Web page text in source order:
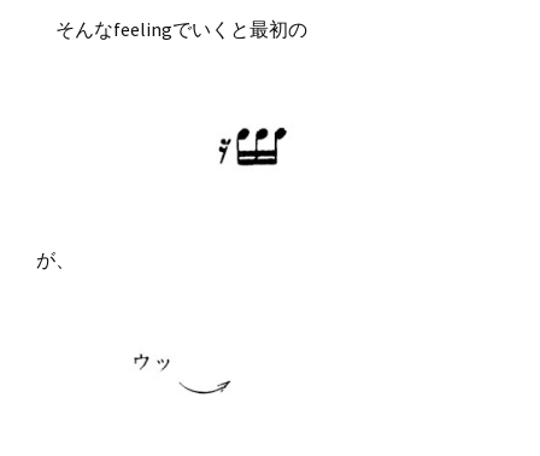
そんなfeelingでいくと最初の
が、